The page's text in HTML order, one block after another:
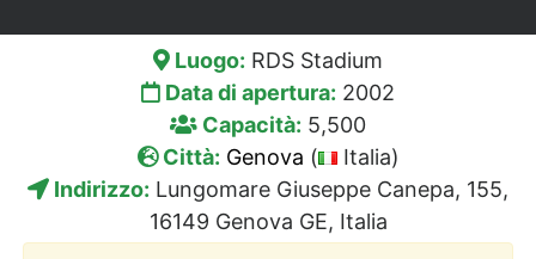
Luogo: RDS Stadium
Data di apertura: 2002
Capacità: 5,500
Città: Genova (
Italia)
Indirizzo: Lungomare Giuseppe Canepa, 155,
16149 Genova GE, Italia